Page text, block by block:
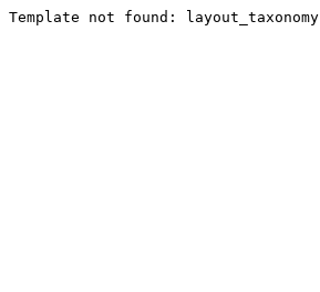
Template not found: layout_taxonomy